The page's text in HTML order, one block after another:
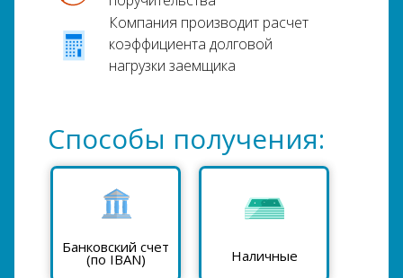
Компания производит расчет
коэффициента долговой
нагрузки заемщика
Способы получения:
Банковский счет
(по IBAN) Наличные